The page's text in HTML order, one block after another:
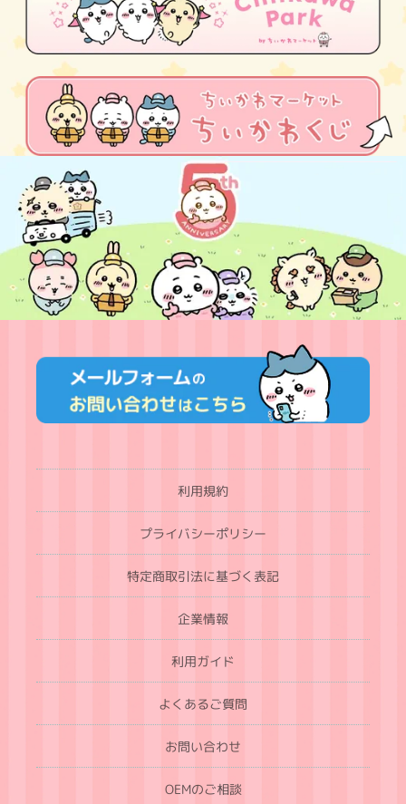
利用規約
プライバシーポリシー
特定商取引法に基づく表記
企業情報
利用ガイド
よくあるご質問
お問い合わせ
OEMのご相談